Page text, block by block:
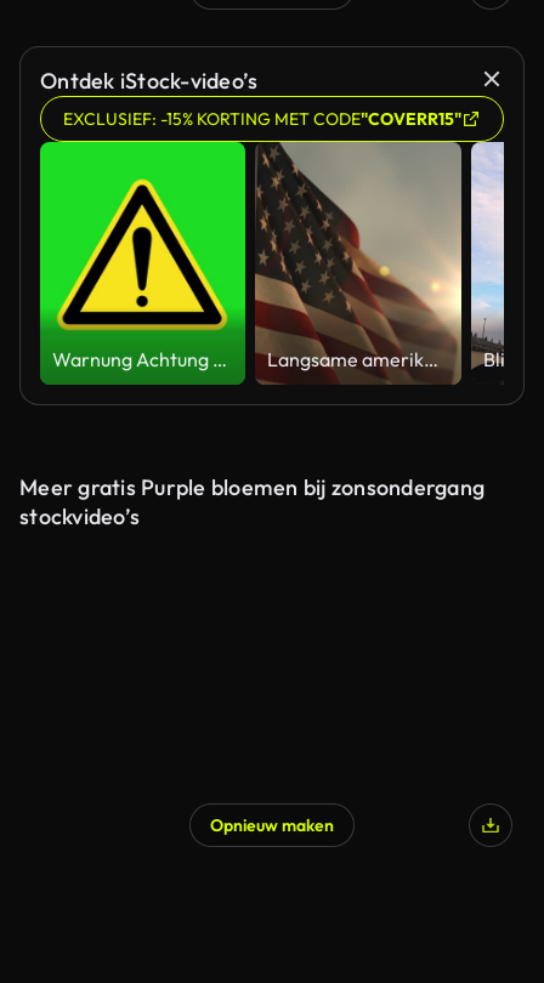
Gegenereerd door AI
Ontdek iStock-video’s
EXCLUSIEF: -15% KORTING MET CODE"COVERR15"
Warnung Achtung gelb gefahrenmeldung Straßenschild 4k grüner Bildschirm Vorsicht Animation Langsame amerikanische Flagge bei Sonnenuntergang während des Memorial Day in den Vereinigten Staaten
Meer gratis Purple bloemen bij zonsondergang
stockvideo’s
Opnieuw maken